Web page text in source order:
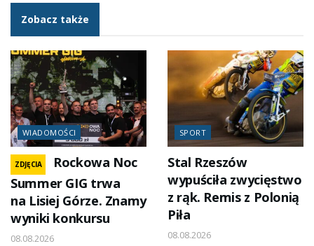
Zobacz także
WIADOMOŚCI
ZDJĘCIA
Rockowa Noc
Summer GIG trwa
na Lisiej Górze. Znamy
wyniki konkursu
08.08.2026
SPORT
Stal Rzeszów
wypuściła zwycięstwo
z rąk. Remis z Polonią
Piła
08.08.2026